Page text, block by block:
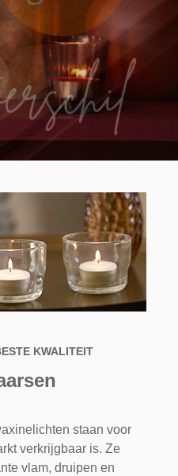
KWALITEIT
staan voor
verkrijgbaar is. Ze
vlam, druipen en